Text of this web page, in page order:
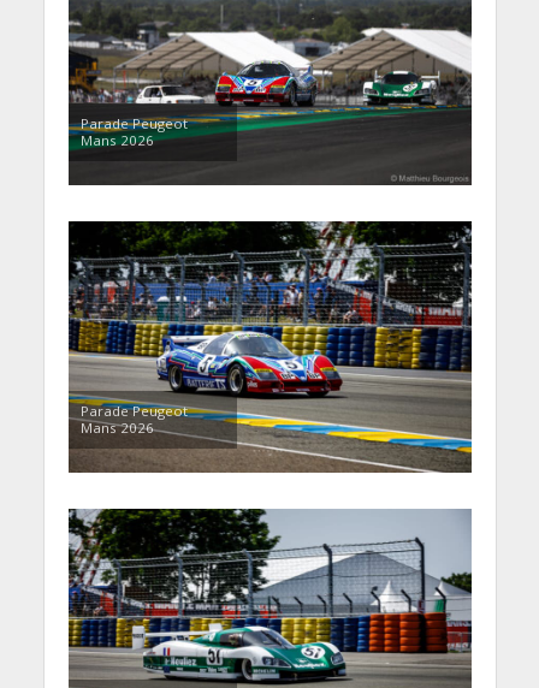
Parade Peugeot
Mans 2026
Parade Peugeot
Mans 2026